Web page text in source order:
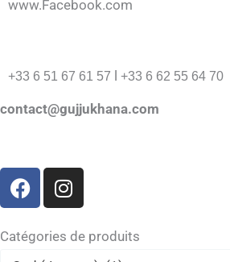
www.Facebook.com
+33 6 51 67 61 57 l +33 6 62 55 64 70
contact@gujjukhana.com
F
a
e
I
n
t
Catégories de produits